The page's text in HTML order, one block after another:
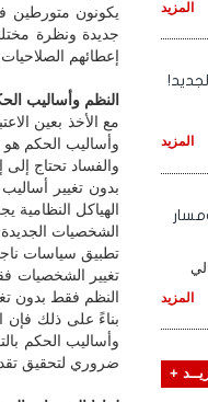
يكونون متورطين
جديدة ونظرة
إعطائهم
النظم وأساليب
مع الأخذ بعين
وأساليب الحكم هو
والفساد تحتاج
بدون تغيير
الهياكل النظامية
الشخصيات
تطبيق سياسات
تغيير الشخصيات
النظم فقط بدون
بناءً على ذلك فإن
وأساليب الحكم
ضروري لتحقيق
المزيد
المزيد
المزيد
+